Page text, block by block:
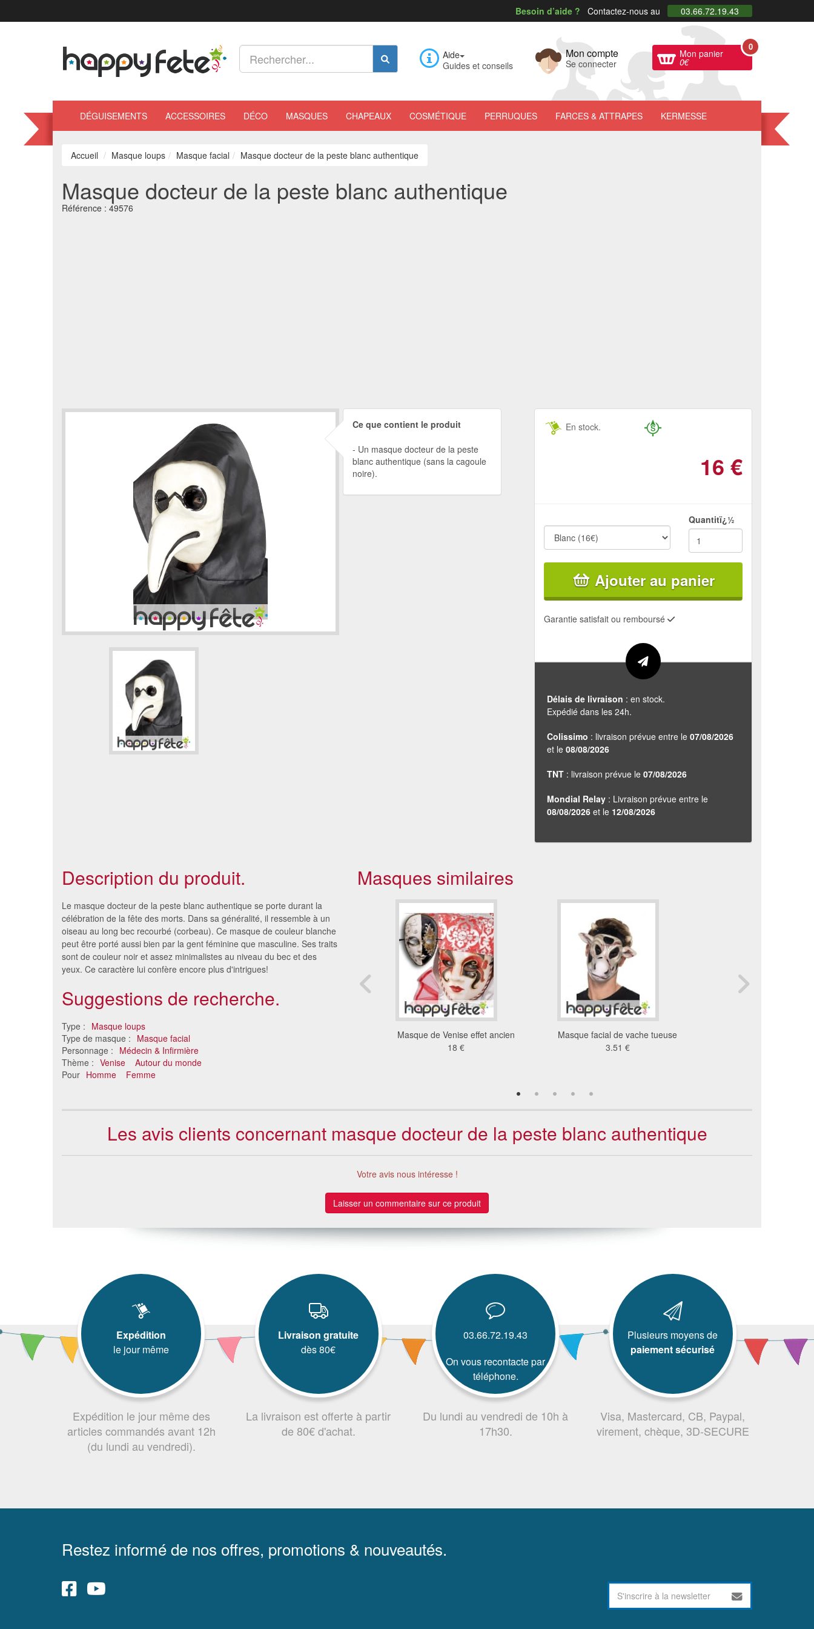
Besoin d’aide ? Contactez-nous au 03.66.72.19.43
Aide
Guides et conseils
Mon compte
Se connecter
Mon panier
0€
0
DÉGUISEMENTS ACCESSOIRES DÉCO MASQUES CHAPEAUX COSMÉTIQUE PERRUQUES FARCES & ATTRAPES KERMESSE
Accueil Masque loups Masque facial Masque docteur de la peste blanc authentique
Masque docteur de la peste blanc authentique
Référence : 49576
Ce que contient le produit
Un masque docteur de la peste
blanc authentique (sans la cagoule
noire).
En stock.
16 €
Quantitï¿½
Ajouter au panier
Garantie satisfait ou remboursé
Délais de livraison : en stock.
Expédié dans les 24h.
Colissimo : livraison prévue entre le 07/08/2026
et le 08/08/2026
TNT : livraison prévue le 07/08/2026
Mondial Relay : Livraison prévue entre le
08/08/2026 et le 12/08/2026
Description du produit.
Le masque docteur de la peste blanc authentique se porte durant la
célébration de la fête des morts. Dans sa généralité, il ressemble à un
oiseau au long bec recourbé (corbeau). Ce masque de couleur blanche
peut être porté aussi bien par la gent féminine que masculine. Ses traits
sont de couleur noir et assez minimalistes au niveau du bec et des
yeux. Ce caractère lui confère encore plus d'intrigues!
Suggestions de recherche.
Type : Masque loups
Type de masque : Masque facial
Personnage : Médecin & Infirmière
Thème : Venise
Autour du monde
Pour Homme Femme
Masques similaires
12 masques de Mickey et
Minnie à colorier
23 €
Masque de Venise effet ancien
18 €
Masque facial de vache tueuse
3.51 €
Les avis clients concernant masque docteur de la peste blanc authentique
Votre avis nous intéresse !
Laisser un commentaire sur ce produit
Expédition
le jour même
Expédition le jour même des
articles commandés avant 12h
(du lundi au vendredi).
Livraison gratuite
dès 80€
La livraison est offerte à partir
de 80€ d'achat.
03.66.72.19.43
On vous recontacte par
téléphone.
Du lundi au vendredi de 10h à
17h30.
Plusieurs moyens de
paiement sécurisé
Visa, Mastercard, CB, Paypal,
virement, chèque, 3D-SECURE
Restez informé de nos offres, promotions & nouveautés.